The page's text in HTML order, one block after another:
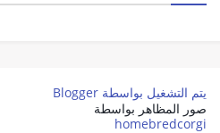
‏يتم التشغيل بواسطة Blogger
صور المظاهر بواسطة
homebredcorgi